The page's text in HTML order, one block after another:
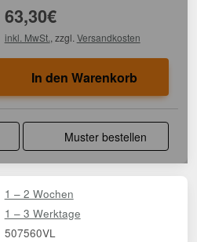
63,30€
inkl. MwSt. , zzgl. Versandkosten
In den Warenkorb
Muster bestellen
1 – 2 Wochen
1 – 3 Werktage
507560VL